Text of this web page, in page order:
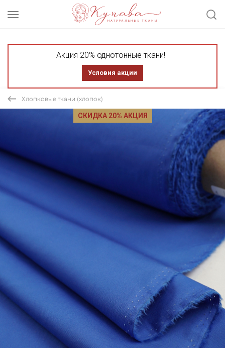
Акция 20% однотонные ткани!
Условия акции
Хлопковые ткани (хлопок)
СКИДКА 20% АКЦИЯ